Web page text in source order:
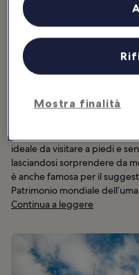
Lettonia: cosa
Consigli e storie divertenti
Riga è una città antica dal
ideale da visitare a piedi e
lasciandosi sorprendere da
è anche famosa per il
Patrimonio mondiale
Continua a leggere
Mostra finalità